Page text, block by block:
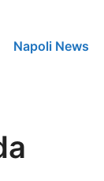
Napoli News